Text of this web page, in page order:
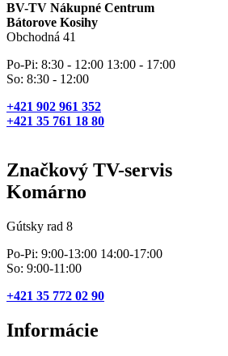
BV-TV Nákupné Centrum
Bátorove Kosihy
Obchodná 41
Po-Pi: 8:30 - 12:00 13:00 - 17:00
So: 8:30 - 12:00
+421 902 961 352
+421 35 761 18 80
Značkový TV-servis
Komárno
Gútsky rad 8
Po-Pi: 9:00-13:00 14:00-17:00
So: 9:00-11:00
+421 35 772 02 90
Informácie